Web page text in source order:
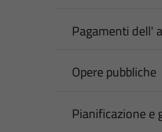
Pagamenti dell'
Opere pubbliche
Pianificazione e